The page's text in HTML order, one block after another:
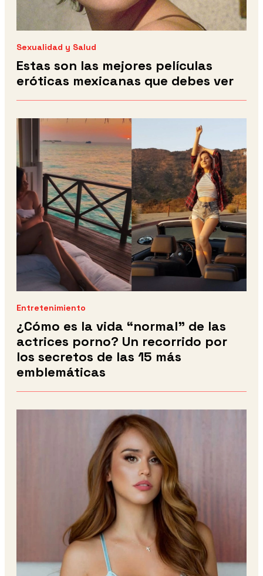
Sexualidad y Salud
Estas son las mejores películas
eróticas mexicanas que debes ver
Entretenimiento
¿Cómo es la vida “normal” de las
actrices porno? Un recorrido por
los secretos de las 15 más
emblemáticas